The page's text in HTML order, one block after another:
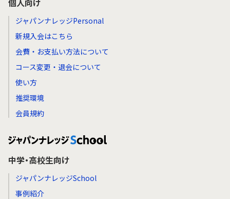
個人向け
ジャパンナレッジPersonal
新規入会はこちら
会費・お支払い方法について
コース変更・退会について
使い方
推奨環境
会員規約
中学・高校生向け
ジャパンナレッジSchool
事例紹介